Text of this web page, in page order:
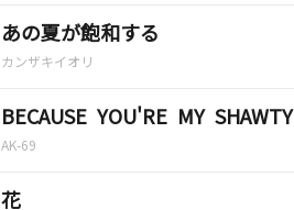
あの夏が飽和する
カンザキイオリ
BECAUSE YOU'RE MY SHAWTY
AK-69
花